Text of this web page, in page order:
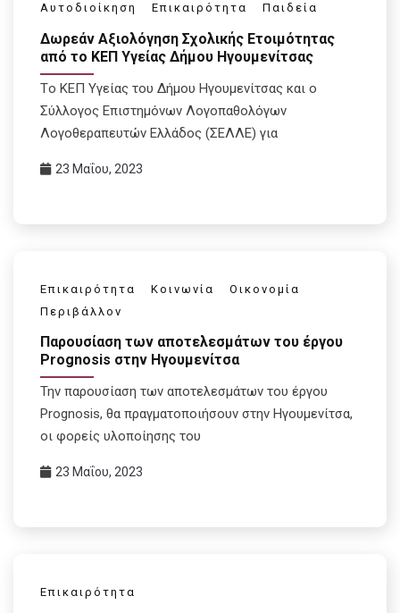
Αυτοδιοίκηση Επικαιρότητα Παιδεία
Δωρεάν Αξιολόγηση Σχολικής Ετοιμότητας
από το ΚΕΠ Υγείας Δήμου Ηγουμενίτσας
Tο ΚΕΠ Υγείας του Δήμου Ηγουμενίτσας και ο
Σύλλογος Επιστημόνων Λογοπαθολόγων
Λογοθεραπευτών Ελλάδoς (ΣΕΛΛΕ) για
23 Μαΐου, 2023
Επικαιρότητα Κοινωνία
Οικονομία
Περιβάλλον
Παρουσίαση των αποτελεσμάτων του έργου
Prognosis στην Ηγουμενίτσα
Την παρουσίαση των αποτελεσμάτων του έργου
Prognosis, θα πραγματοποιήσουν στην Ηγουμενίτσα,
οι φορείς υλοποίησης του
23 Μαΐου, 2023
Επικαιρότητα